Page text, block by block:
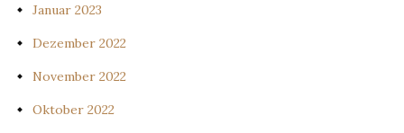
Januar 2023
Dezember 2022
November 2022
Oktober 2022